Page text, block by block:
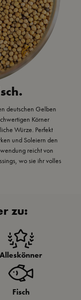
deutschen Gelben
Körner
Würze. Perfekt
und Soleiern den
reicht von
wo sie ihr volles
zu:
Alleskönner
Fisch